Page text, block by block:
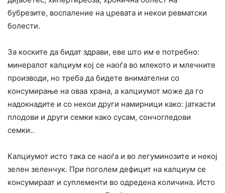
бубрезите, воспаление на цревата и некои ревматски
болести.
За коските да бидат здрави, еве што им е потребно:
минералот калциум кој се наоѓа во млекото и млечните
производи, но треба да бидете внимателни со
консумирање на оваа храна, а калциумот може да го
надокнадите и со некои други намирници како: јаткасти
плодови и други семки како сусам, сончогледови
семки..
Калциумот исто така се наоѓа и во легуминозите и некој
зелен зеленчук. При поголем дефицит на калциум се
консумираат и суплементи во одредена количина. Исто